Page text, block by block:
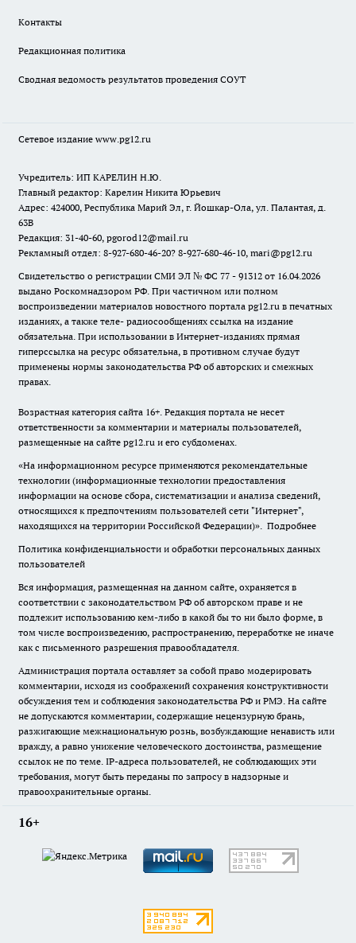
Контакты
Редакционная политика
Сводная ведомость результатов проведения СОУТ
Сетевое издание www.pg12.ru
Учредитель: ИП КАРЕЛИН Н.Ю.
Главный редактор: Карелин Никита Юрьевич
Адрес: 424000, Республика Марий Эл, г. Йошкар-Ола, ул. Палантая, д.
63В
Редакция: 31-40-60, pgorod12@mail.ru
Рекламный отдел: 8-927-680-46-20? 8-927-680-46-10, mari@pg12.ru
Свидетельство о регистрации СМИ ЭЛ № ФС 77 - 91312 от 16.04.2026
выдано Роскомнадзором РФ. При частичном или полном
воспроизведении материалов новостного портала pg12.ru в печатных
изданиях, а также теле- радиосообщениях ссылка на издание
обязательна. При использовании в Интернет-изданиях прямая
гиперссылка на ресурс обязательна, в противном случае будут
применены нормы законодательства РФ об авторских и смежных
правах.
Возрастная категория сайта 16+. Редакция портала не несет
ответственности за комментарии и материалы пользователей,
размещенные на сайте pg12.ru и его субдоменах.
«На информационном ресурсе применяются рекомендательные
технологии (информационные технологии предоставления
информации на основе сбора, систематизации и анализа сведений,
относящихся к предпочтениям пользователей сети "Интернет",
находящихся на территории Российской Федерации)». Подробнее
Политика конфиденциальности и обработки персональных данных
пользователей
Вся информация, размещенная на данном сайте, охраняется в
соответствии с законодательством РФ об авторском праве и не
подлежит использованию кем-либо в какой бы то ни было форме, в
том числе воспроизведению, распространению, переработке не иначе
как с письменного разрешения правообладателя.
Администрация портала оставляет за собой право модерировать
комментарии, исходя из соображений сохранения конструктивности
обсуждения тем и соблюдения законодательства РФ и РМЭ. На сайте
не допускаются комментарии, содержащие нецензурную брань,
разжигающие межнациональную рознь, возбуждающие ненависть или
вражду, а равно унижение человеческого достоинства, размещение
ссылок не по теме. IP-адреса пользователей, не соблюдающих эти
требования, могут быть переданы по запросу в надзорные и
правоохранительные органы.
16+